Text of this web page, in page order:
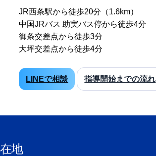
JR西条駅から徒歩20分（1.6km）
中国JRバス 助実バス停から徒歩4分
御条交差点から徒歩3分
大坪交差点から徒歩4分
LINEで相談 指導開始までの流れ
地